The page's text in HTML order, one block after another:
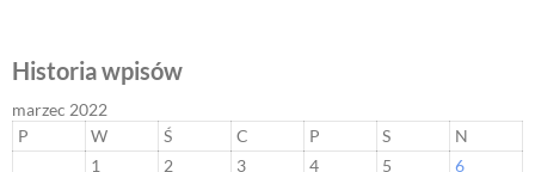
Historia wpisów
marzec 2022
P
W Ś C P S
N
1
2 3 4 5
6